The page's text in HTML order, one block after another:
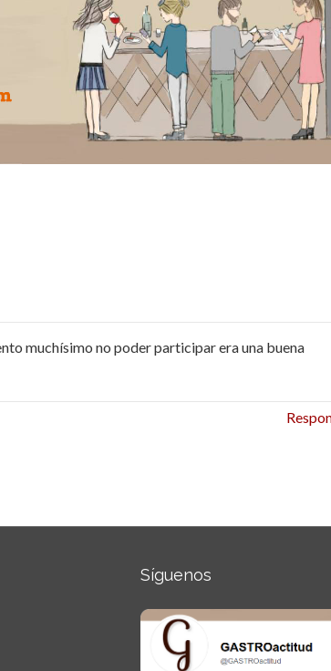
muchísimo no poder participar era una buena
Síguenos